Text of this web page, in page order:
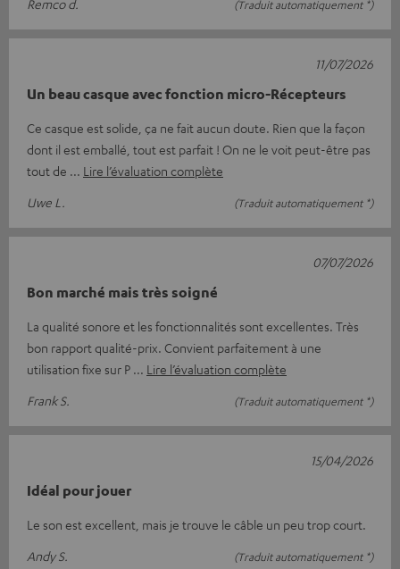
Remco d. (Traduit automatiquement *)
Un beau casque avec fonction micro-Récepteurs
Ce casque est solide, ça ne fait aucun doute. Rien que la façon
dont il est emballé, tout est parfait ! On ne le voit peut-être pas
tout de
Lire l’évaluation complète
Uwe L.
(Traduit automatiquement *)
11/07/2026
Bon marché mais très soigné
La qualité sonore et les fonctionnalités sont excellentes. Très
bon rapport qualité-prix. Convient parfaitement à une
utilisation fixe sur P
Lire l’évaluation complète
Frank S.
(Traduit automatiquement *)
07/07/2026
Idéal pour jouer
Le son est excellent, mais je trouve le câble un peu trop court.
Andy S.
(Traduit automatiquement *)
15/04/2026